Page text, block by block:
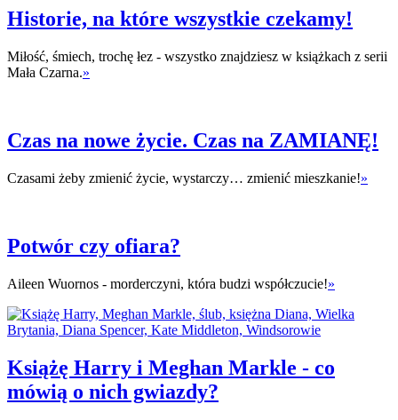
Historie, na które wszystkie czekamy!
Miłość, śmiech, trochę łez - wszystko znajdziesz w książkach z serii
Mała Czarna.»
Czas na nowe życie. Czas na ZAMIANĘ!
Czasami żeby zmienić życie, wystarczy… zmienić mieszkanie!»
Potwór czy ofiara?
Aileen Wuornos - morderczyni, która budzi współczucie!»
Książę Harry i Meghan Markle - co
mówią o nich gwiazdy?